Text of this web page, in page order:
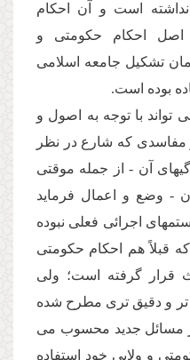
است و آن احكام
احكام حكومتى و
تشكیل جامعه اسلامى
بوده است.
تواند با توجه به اصول و
مفاسدى كه شارع در نظر
آن - از جمله موقتى
- وضع و اعمال فرماید
اجرائى فعلى نبوده
قبلاً هم احكام حكومتى
قرار گرفته است؛ ولى
تر و دقیق ترى مطرح شده
مسائل جدید محسوب مى
و ولایى خود استفاده